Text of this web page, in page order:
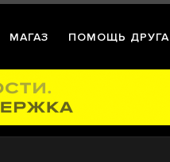
МАГАЗ ПОМОЩЬ ДРУГА